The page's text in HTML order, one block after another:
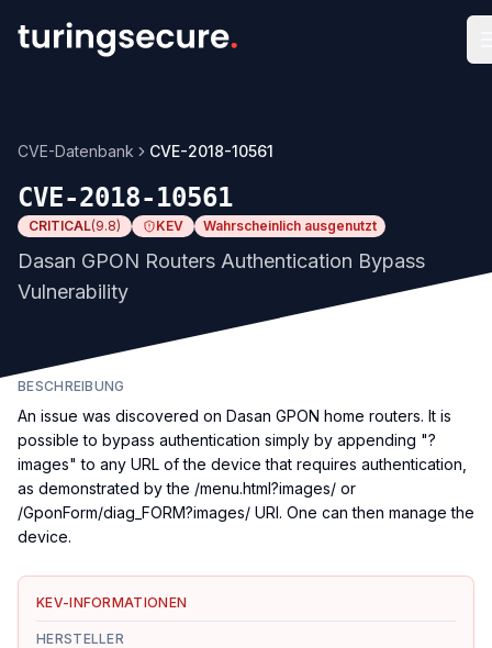
CVE-Datenbank CVE-2018-10561
CVE-2018-10561
CRITICAL(9.8) KEV Wahrscheinlich ausgenutzt
Dasan GPON Routers Authentication Bypass
Vulnerability
BESCHREIBUNG
An issue was discovered on Dasan GPON home routers. It is
possible to bypass authentication simply by appending "?
images" to any URL of the device that requires authentication,
as demonstrated by the /menu.html?images/ or
/GponForm/diag_FORM?images/ URI. One can then manage the
device.
KEV-INFORMATIONEN
HERSTELLER